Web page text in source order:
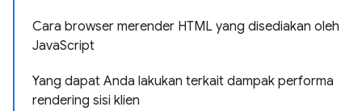
Cara browser merender HTML yang disediakan oleh
JavaScript
Yang dapat Anda lakukan terkait dampak performa
rendering sisi klien